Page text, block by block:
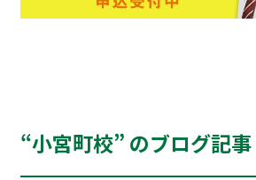
“小宮町校” のブログ記事